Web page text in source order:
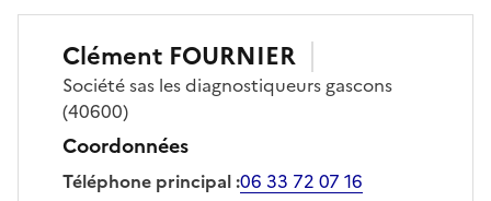
Clément FOURNIER
Sociétésas les diagnostiqueurs gascons
(40600)
Coordonnées
Téléphone principal:06 33 72 07 16